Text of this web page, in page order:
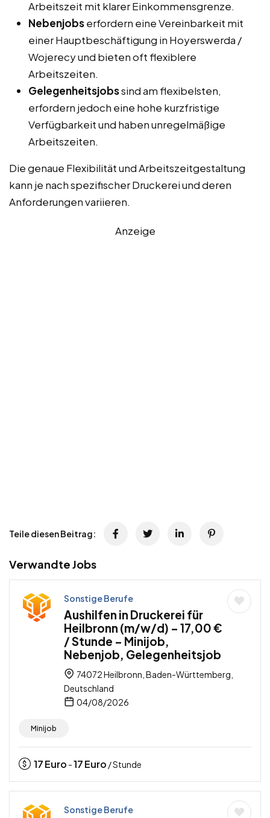
Arbeitszeit mit klarer Einkommensgrenze.
Nebenjobserfordern eine Vereinbarkeit mit
einer Hauptbeschäftigung in Hoyerswerda /
Wojerecy und bieten oft flexiblere
Arbeitszeiten.
Gelegenheitsjobssind am flexibelsten,
erfordern jedoch eine hohe kurzfristige
Verfügbarkeit und haben unregelmäßige
Arbeitszeiten.
Die genaue Flexibilität und Arbeitszeitgestaltung
kann je nach spezifischer Druckerei und deren
Anforderungen variieren.
Anzeige
Teile diesen Beitrag:
Verwandte Jobs
Sonstige Berufe
Aushilfen in Druckerei für
Heilbronn (m/w/d) – 17,00 €
/ Stunde – Minijob,
Nebenjob, Gelegenheitsjob
74072 Heilbronn, Baden-Württemberg,
Deutschland
04/08/2026
Minijob
17Euro -17Euro / Stunde
Sonstige Berufe